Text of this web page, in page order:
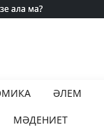
ала ма?
ала ма?
ӘЛЕМ
МӘДЕНИЕТ